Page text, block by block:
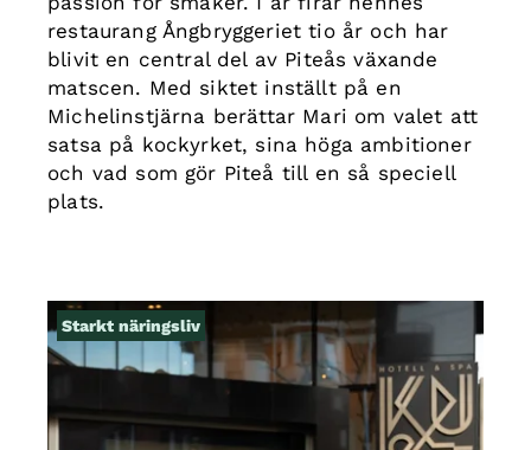
restaurang Ångbryggeriet tio år och har
blivit en central del av Piteås växande
matscen. Med siktet inställt på en
Michelinstjärna berättar Mari om valet att
satsa på kockyrket, sina höga ambitioner
och vad som gör Piteå till en så speciell
plats.
Starkt näringsliv